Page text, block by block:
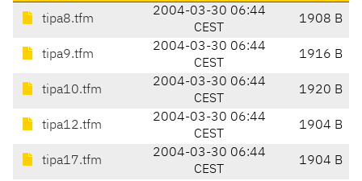
tipa8.tfm
2004-03-30 06:44
CEST
1908 B
tipa9.tfm
2004-03-30 06:44
CEST
1916 B
tipa10.tfm
2004-03-30 06:44
CEST
1920 B
tipa12.tfm
2004-03-30 06:44
CEST
1904 B
tipa17.tfm
2004-03-30 06:44
CEST
1904 B